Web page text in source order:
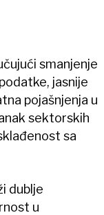
smanjenje
jasnije
pojašnjenja u
sektorskih
sa
dublje
u